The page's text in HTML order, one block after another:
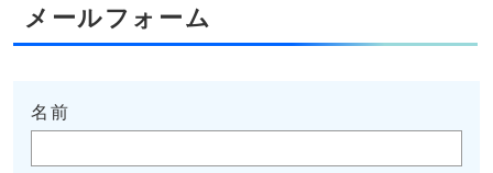
メールフォーム
名前